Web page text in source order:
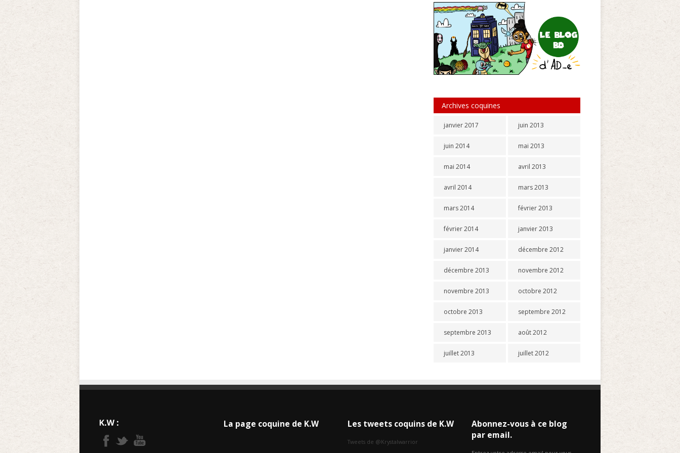
Archives coquines
janvier 2017
juin 2014
mai 2014
avril 2014
mars 2014
février 2014
janvier 2014
décembre 2013
novembre 2013
octobre 2013
septembre 2013
juillet 2013
juin 2013
mai 2013
avril 2013
mars 2013
février 2013
janvier 2013
décembre 2012
novembre 2012
octobre 2012
septembre 2012
août 2012
juillet 2012
La page coquine de K.W Les tweets coquins de K.W
Tweets de @Krystalwarrior
Abonnez-vous à ce blog
par email.